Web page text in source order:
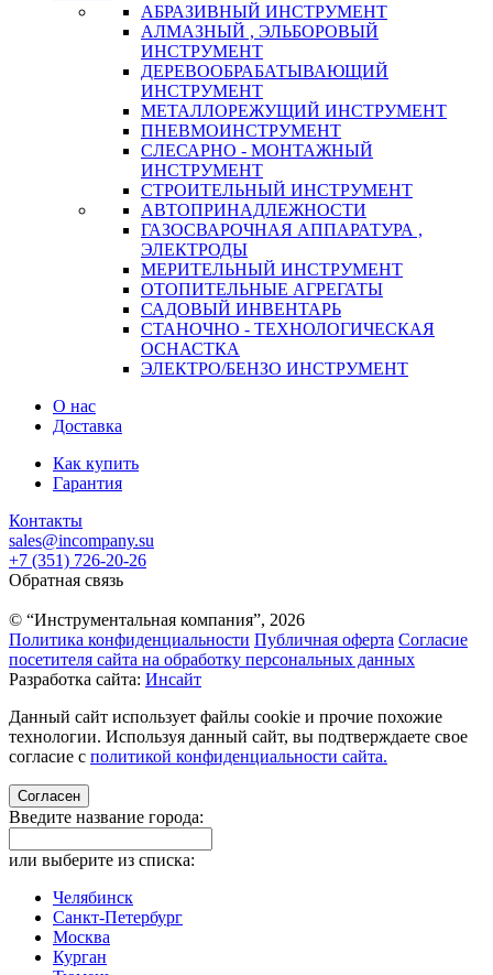
АБРАЗИВНЫЙ ИНСТРУМЕНТ
АЛМАЗНЫЙ , ЭЛЬБОРОВЫЙ
ИНСТРУМЕНТ
ДЕРЕВООБРАБАТЫВАЮЩИЙ
ИНСТРУМЕНТ
МЕТАЛЛОРЕЖУЩИЙ ИНСТРУМЕНТ
ПНЕВМОИНСТРУМЕНТ
СЛЕСАРНО - МОНТАЖНЫЙ
ИНСТРУМЕНТ
СТРОИТЕЛЬНЫЙ ИНСТРУМЕНТ
АВТОПРИНАДЛЕЖНОСТИ
ГАЗОСВАРОЧНАЯ АППАРАТУРА ,
ЭЛЕКТРОДЫ
МЕРИТЕЛЬНЫЙ ИНСТРУМЕНТ
ОТОПИТЕЛЬНЫЕ АГРЕГАТЫ
САДОВЫЙ ИНВЕНТАРЬ
СТАНОЧНО - ТЕХНОЛОГИЧЕСКАЯ
ОСНАСТКА
ЭЛЕКТРО/БЕНЗО ИНСТРУМЕНТ
О нас
Доставка
Как купить
Гарантия
Контакты
sales@incompany.su
+7 (351) 726-20-26
Обратная связь
© “Инструментальная компания”, 2026
Политика конфиденциальности Публичная оферта Согласие
посетителя сайта на обработку персональных данных
Разработка сайта: Инсайт
Данный сайт использует файлы cookie и прочие похожие
технологии. Используя данный сайт, вы подтверждаете свое
согласие с политикой конфиденциальности сайта.
Согласен
Введите название города:
или выберите из списка:
Челябинск
Санкт-Петербург
Москва
Курган